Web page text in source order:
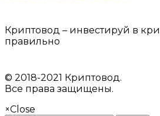
Криптовод – инвестируй в
правильно
© 2018-2021 Криптовод.
Все права защищены.
×Close